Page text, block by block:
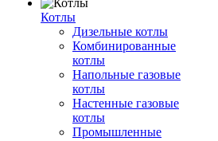
Котлы
Дизельные котлы
Комбинированные
котлы
Напольные газовые
котлы
Настенные газовые
котлы
Промышленные